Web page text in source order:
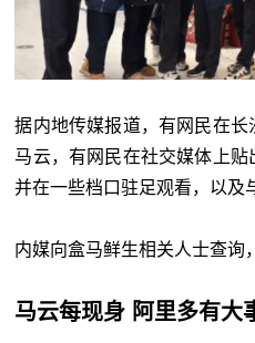
据内地传媒报道，有网民在长
马云，有网民在社交媒体上贴
并在一些档口驻足观看，以及
内媒向盒马鲜生相关人士查询
马云每现身 阿里多有大